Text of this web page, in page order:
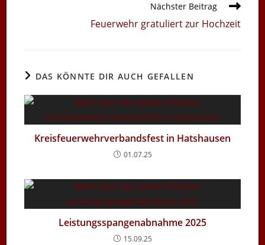
Nächster Beitrag
Feuerwehr gratuliert zur Hochzeit
DAS KÖNNTE DIR AUCH GEFALLEN
Kreisfeuerwehrverbandsfest in Hatshausen
01.07.25
Leistungsspangenabnahme 2025
15.09.25